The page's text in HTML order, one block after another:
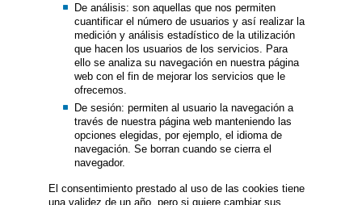
De análisis: son aquellas que nos permiten
cuantificar el número de usuarios y así realizar la
medición y análisis estadístico de la utilización
que hacen los usuarios de los servicios. Para
ello se analiza su navegación en nuestra página
web con el fin de mejorar los servicios que le
ofrecemos.
De sesión: permiten al usuario la navegación a
través de nuestra página web manteniendo las
opciones elegidas, por ejemplo, el idioma de
navegación. Se borran cuando se cierra el
navegador.
El consentimiento prestado al uso de las cookies tiene
una validez de un año, pero si quiere cambiar sus